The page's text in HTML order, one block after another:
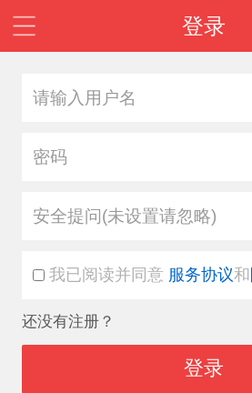
登录
安全提问(未设置请忽略)
我已阅读并同意 服务协议和
还没有注册？